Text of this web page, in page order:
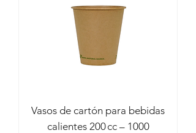
Vasos de cartón para bebidas
calientes 200 cc – 1000